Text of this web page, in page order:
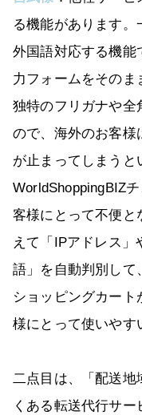
る機能があります
外国語対応する機能
力フォームをそのま
独特のフリガナや全
ので、海外のお客様
が止まってしまうと
WorldShoppingBIZ
客様にとって不便と
えて「IPアドレス
語」を自動判別して
ショッピングカー
様にとって使いやす
二点目は、「配送地
くある転送代行サ